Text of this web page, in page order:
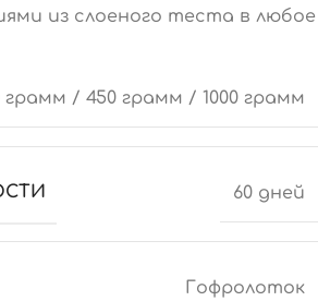
из слоеного теста в любое
грамм / 450 грамм / 1000 грамм
60 дней
Гофролоток